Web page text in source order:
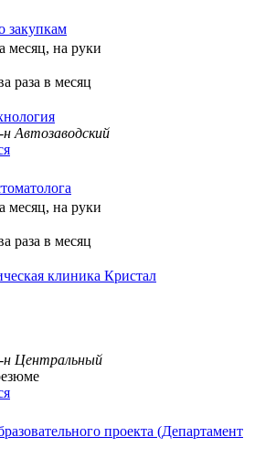
закупкам
месяц, на руки
раза в месяц
Автозаводский
месяц, на руки
раза в месяц
клиника Кристал
н Центральный
проекта (Департамент